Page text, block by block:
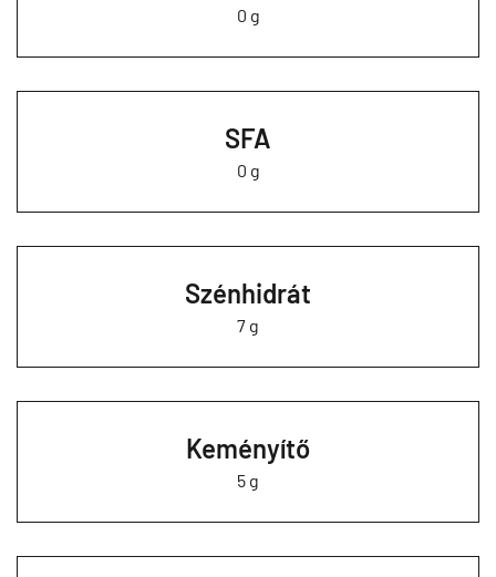
0 g
SFA
0 g
Szénhidrát
7 g
Keményítő
5 g